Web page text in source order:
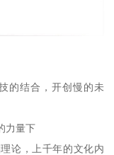
的结合，开创慢的未
力量下
论，上千年的文化内